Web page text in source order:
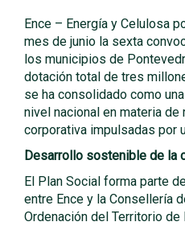
Ence – Energía y Celulosa
mes de junio la sexta
los municipios de
dotación total de tres
se ha consolidado como
nivel nacional en materia
corporativa impulsadas por
Desarrollo sostenible de la
El Plan Social forma parte
entre Ence y la Consellería
Ordenación del Territorio de